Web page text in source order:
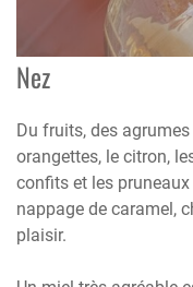
Nez
Du fruits, des
orangettes, le citron,
confits et les
nappage de caramel,
plaisir.